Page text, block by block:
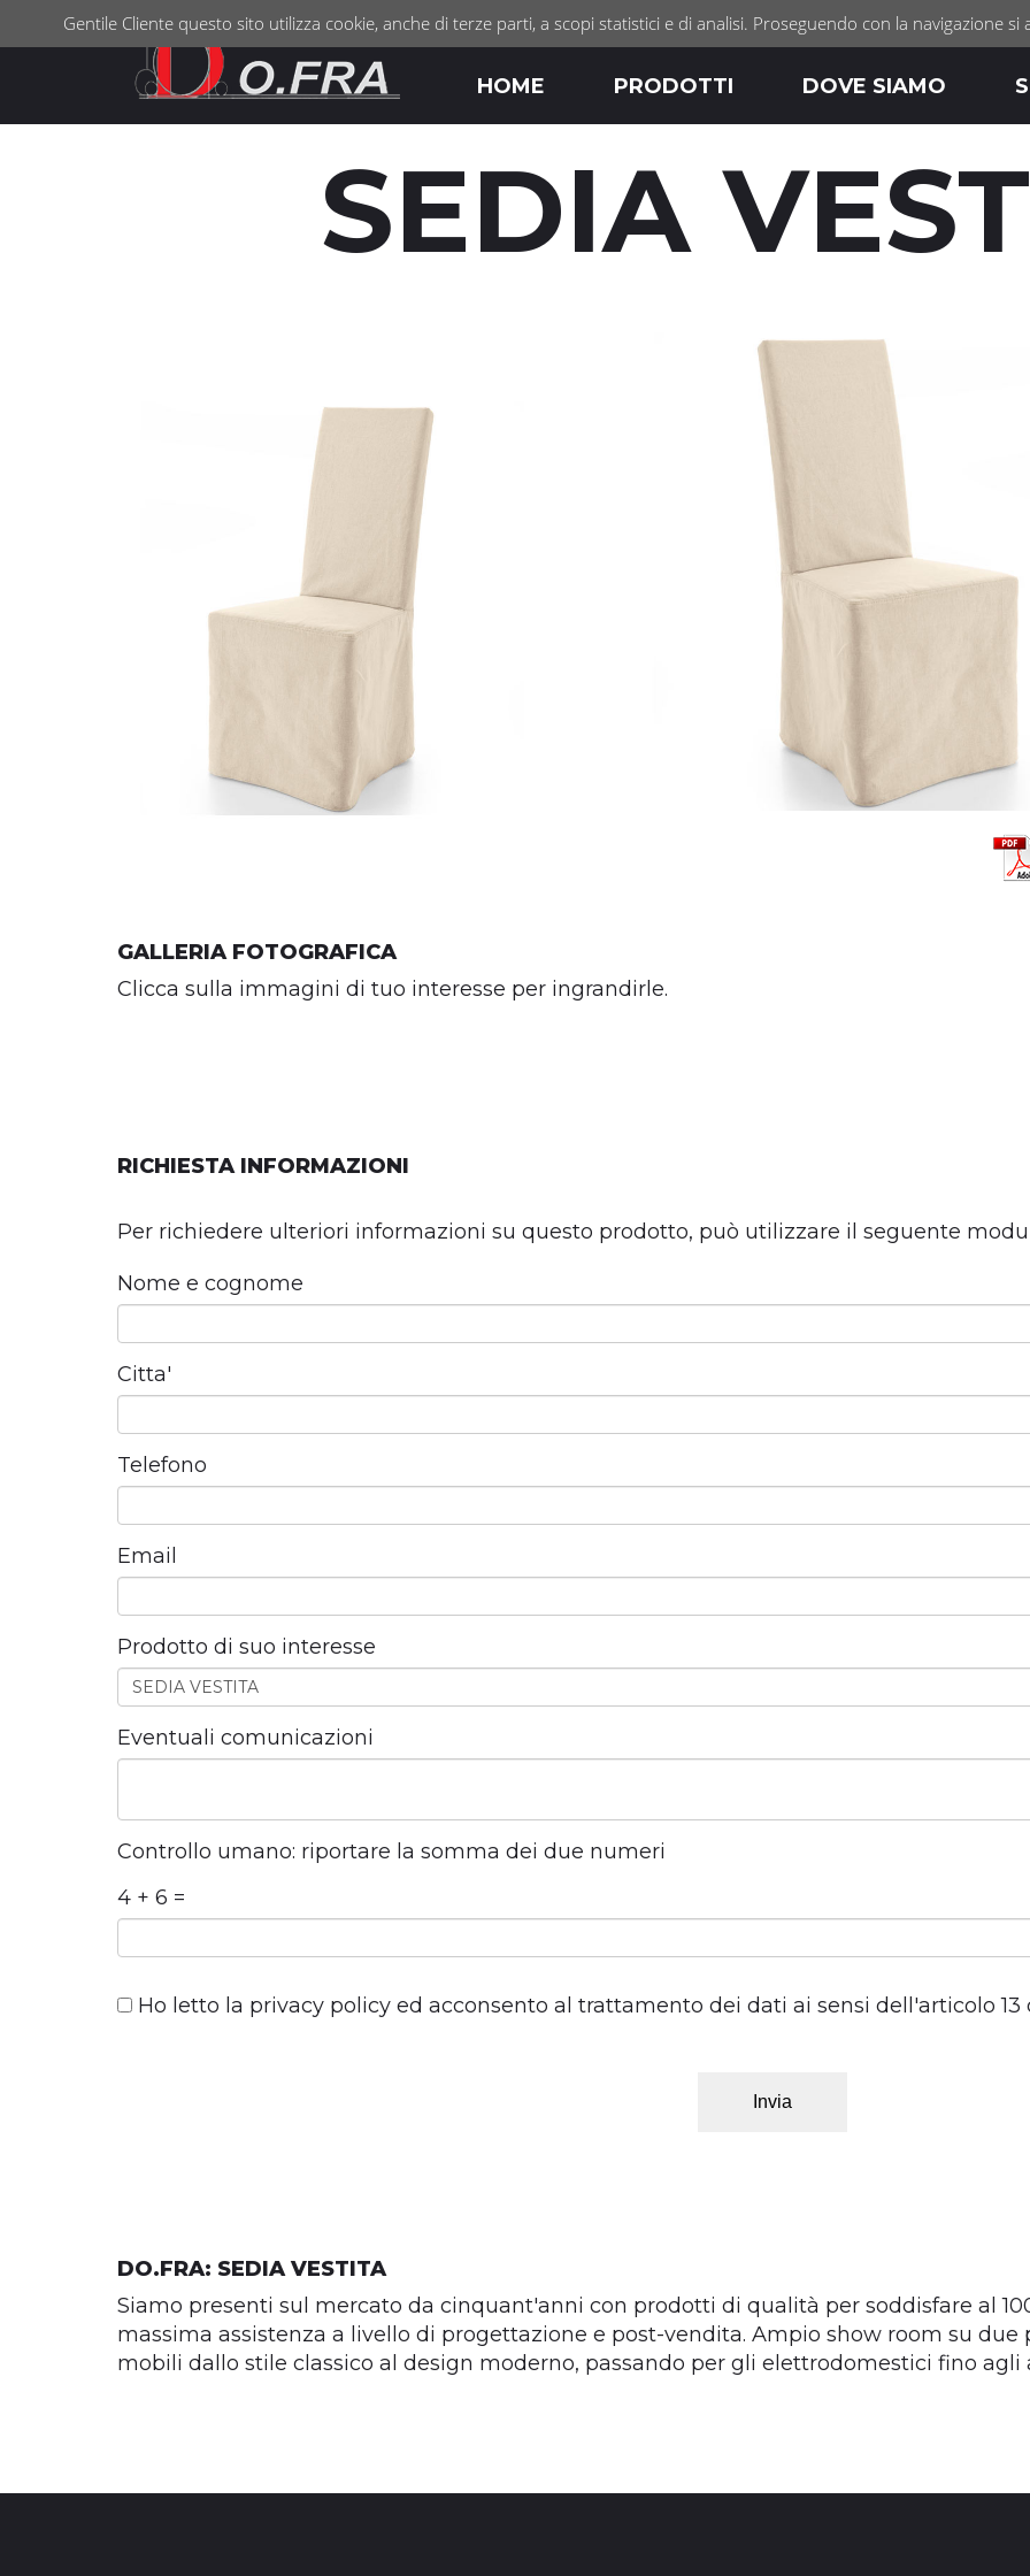
HOME PRODOTTI DOVE SIAMO
SEDIA
GALLERIA FOTOGRAFICA
Clicca sulla immagini di tuo interesse per ingrandirle.
RICHIESTA INFORMAZIONI
Per richiedere ulteriori informazioni su questo prodotto, può utilizzare il seguente
Nome e cognome
Citta'
Telefono
Email
Prodotto di suo interesse
Eventuali comunicazioni
Controllo umano: riportare la somma dei due numeri
4 + 6 =
Ho letto la privacy policy ed acconsento al trattamento dei dati ai sensi dell'articolo 13
Invia
DO.FRA: SEDIA VESTITA
Siamo presenti sul mercato da cinquant'anni con prodotti di qualità per soddisfare al
massima assistenza a livello di progettazione e post-vendita. Ampio show room su
mobili dallo stile classico al design moderno, passando per gli elettrodomestici fino agli
Gentile Cliente questo sito utilizza cookie, anche di terze parti, a scopi statistici e di analisi. Proseguendo con la navigazione